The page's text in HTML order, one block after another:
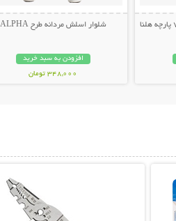
شلوار اسلش مردانه طرح ALPHA
افزودن به سبد خرید
348,000 تومان